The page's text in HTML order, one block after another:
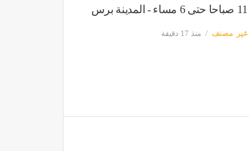
11 صباحا حتى 6 مساء - المدينة برس
غير مصنف منذ 17 دقيقة